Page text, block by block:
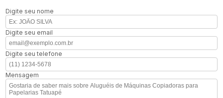
Digite seu nome
Digite seu email
Digite seu telefone
Mensagem